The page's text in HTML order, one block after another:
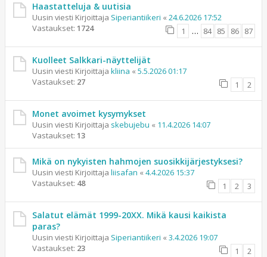
Haastatteluja & uutisia
Uusin viesti Kirjoittaja Siperiantiikeri « 24.6.2026 17:52
Vastaukset: 1724 1 … 84 85 86 87
Kuolleet Salkkari-näyttelijät
Uusin viesti Kirjoittaja kliina « 5.5.2026 01:17
Vastaukset: 27 1 2
Monet avoimet kysymykset
Uusin viesti Kirjoittaja skebujebu « 11.4.2026 14:07
Vastaukset: 13
Mikä on nykyisten hahmojen suosikkijärjestyksesi?
Uusin viesti Kirjoittaja liisafan « 4.4.2026 15:37
Vastaukset: 48 1 2 3
Salatut elämät 1999-20XX. Mikä kausi kaikista
paras?
Uusin viesti Kirjoittaja Siperiantiikeri « 3.4.2026 19:07
Vastaukset: 23 1 2